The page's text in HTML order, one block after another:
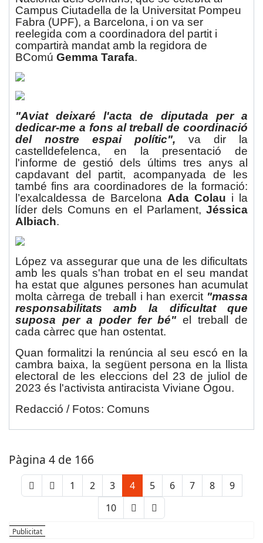
Campus Ciutadella de la Universitat Pompeu
Fabra (UPF), a Barcelona, i on va ser
reelegida com a coordinadora del partit i
compartirà mandat amb la regidora de
BComú Gemma Tarafa.
"Aviat deixaré l'acta de diputada per a
dedicar-me a fons al treball de coordinació
del nostre espai polític", va dir la
castelldefelenca, en la presentació de
l'informe de gestió dels últims tres anys al
capdavant del partit, acompanyada de les
també fins ara coordinadores de la formació:
l’exalcaldessa de Barcelona Ada Colau i la
líder dels Comuns en el Parlament,Jéssica
Albiach.
López va assegurar que una de les dificultats
amb les quals s'han trobat en el seu mandat
ha estat que algunes persones han acumulat
molta càrrega de treball i han exercit "massa
responsabilitats amb la dificultat que
suposa per a poder fer bé"el treball de
cada càrrec que han ostentat.
Quan formalitzi la renúncia al seu escó en la
cambra baixa, la següent persona en la llista
electoral de les eleccions del 23 de juliol de
2023 és l'activista antiracista Viviane Ogou.
Redacció / Fotos: Comuns
Pàgina 4 de 166
1 2 3 4 5 6 7 8
9
10